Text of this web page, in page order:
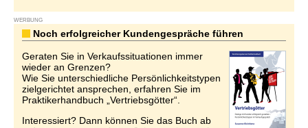
WERBUNG
Noch erfolgreicher Kundengespräche führen
Geraten Sie in Verkaufssituationen immer
wieder an Grenzen?
Wie Sie unterschiedliche Persönlichkeitstypen
zielgerichtet ansprechen, erfahren Sie im
Praktikerhandbuch „Vertriebsgötter“.
Interessiert? Dann können Sie das Buch ab